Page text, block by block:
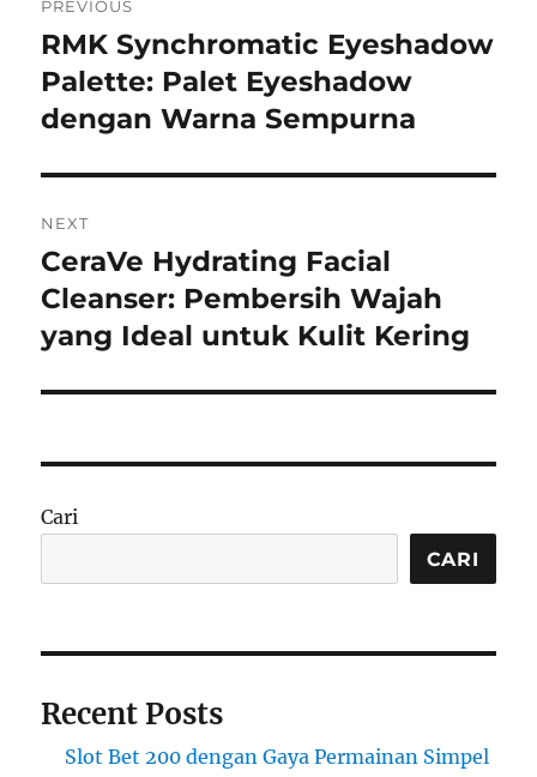
pos
PREVIOUS
Previous
post:
RMK Synchromatic Eyeshadow
Palette: Palet Eyeshadow
dengan Warna Sempurna
NEXT
Next
post:
CeraVe Hydrating Facial
Cleanser: Pembersih Wajah
yang Ideal untuk Kulit Kering
Cari
CARI
Recent Posts
Slot Bet 200 dengan Gaya Permainan Simpel